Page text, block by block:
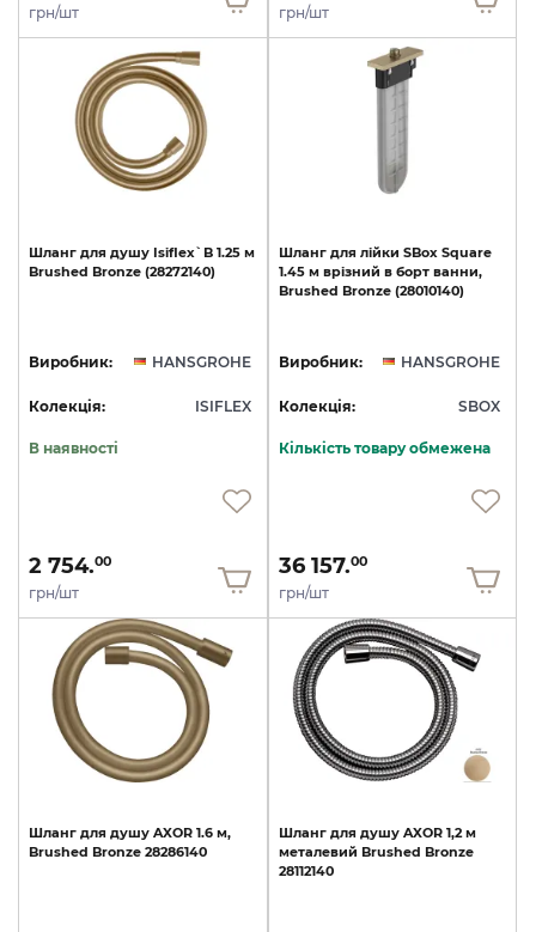
грн/шт грн/шт
Шланг для душу Isiflex`B 1.25 м
Brushed Bronze (28272140)
Виробник: HANSGROHE
Колекція: ISIFLEX
В наявності
2 754.00
грн/шт
Шланг для лійки SBox Square
1.45 м врізний в борт ванни,
Brushed Bronze (28010140)
Виробник: HANSGROHE
Колекція: SBOX
Кількість товару обмежена
36 157.00
грн/шт
Шланг для душу AXOR 1.6 м,
Brushed Bronze 28286140
Шланг для душу AXOR 1,2 м
металевий Brushed Bronze
28112140